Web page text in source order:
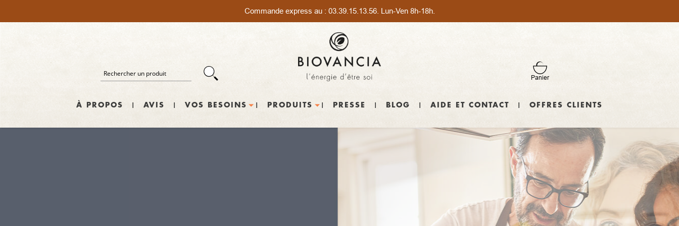
Commande express au : 03.39.15.13.56. Lun-Ven 8h-18h.
Panier
À PROPOS AVIS VOS BESOINS PRODUITS PRESSE BLOG AIDE ET CONTACT OFFRES CLIENTS